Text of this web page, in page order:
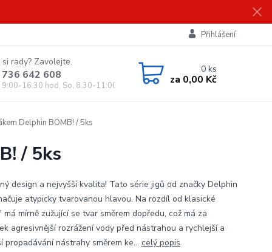
Přihlášení
rady? Zavolejte.
642 608
9:00-16.30 hod. So, 8.30-11:00 hod.)
0ks
za 0,00 Kč
Delphin BOMB! / 5ks
/ 5ks
design a nejvyšší kvalita! Tato série jigů od značky Delphin
atypicky tvarovanou hlavou. Na rozdíl od klasické
má mírně zužující se tvar směrem dopředu, což má za
agresivnější rozrážení vody před nástrahou a rychlejší a
propadávání nástrahy směrem ke... celý popis